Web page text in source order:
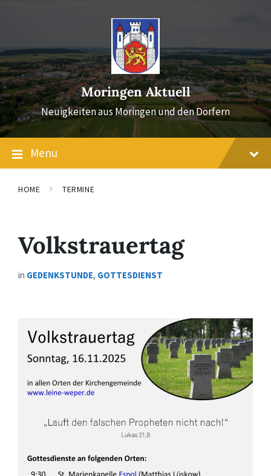
Moringen Aktuell
Neuigkeiten aus Moringen und den Dörfern
Menu
HOME TERMINE
Volkstrauertag
in GEDENKSTUNDE, GOTTESDIENST